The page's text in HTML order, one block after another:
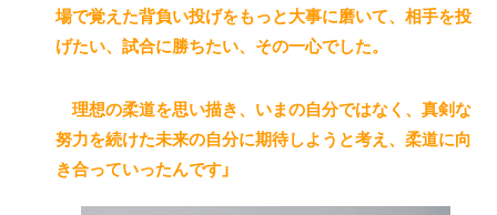
場で覚えた背負い投げをもっと大事に磨いて、相手を投
げたい、試合に勝ちたい、その一心でした。
理想の柔道を思い描き、いまの自分ではなく、真剣な
努力を続けた未来の自分に期待しようと考え、柔道に向
き合っていったんです」